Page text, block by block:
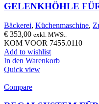
GELENKHÖHLE
Bäckerei, Küchenmaschine,
€ 353,00 exkl. MWSt.
KOM VOOR 7455.0110
Add to wishlist
In den Warenkorb
Quick view
Compare